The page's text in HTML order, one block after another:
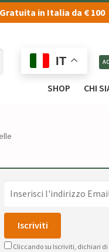
in Italia da € 100
IT
SHOP CHI
Cliccando su Iscriviti, dichiari